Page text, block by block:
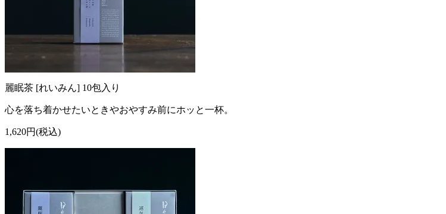
麗眠茶 [れいみん] 10包入り
心を落ち着かせたいときやおやすみ前にホッと一杯。
1,620円(税込)